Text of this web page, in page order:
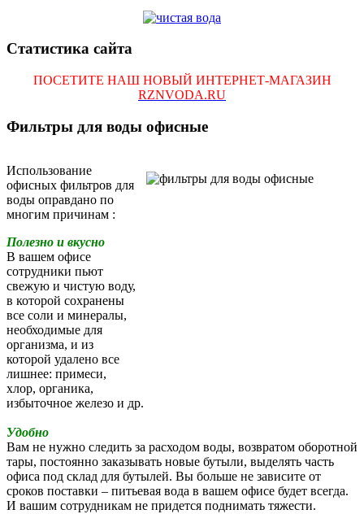
Статистика сайта
ПОСЕТИТЕ НАШ НОВЫЙ ИНТЕРНЕТ-МАГАЗИН
RZNVODA.RU
Фильтры для воды офисные
Использование
офисных фильтров для
воды оправдано по
многим причинам :
Полезно и вкусно
В вашем офисе
сотрудники пьют
свежую и чистую воду,
в которой сохранены
все соли и минералы,
необходимые для
организма, и из
которой удалено все
лишнее: примеси,
хлор, органика,
избыточное железо и др.
Удобно
Вам не нужно следить за расходом воды, возвратом оборотной
тары, постоянно заказывать новые бутыли, выделять часть
офиса под склад для бутылей. Вы больше не зависите от
сроков поставки – питьевая вода в вашем офисе будет всегда.
И вашим сотрудникам не придется поднимать тяжести.